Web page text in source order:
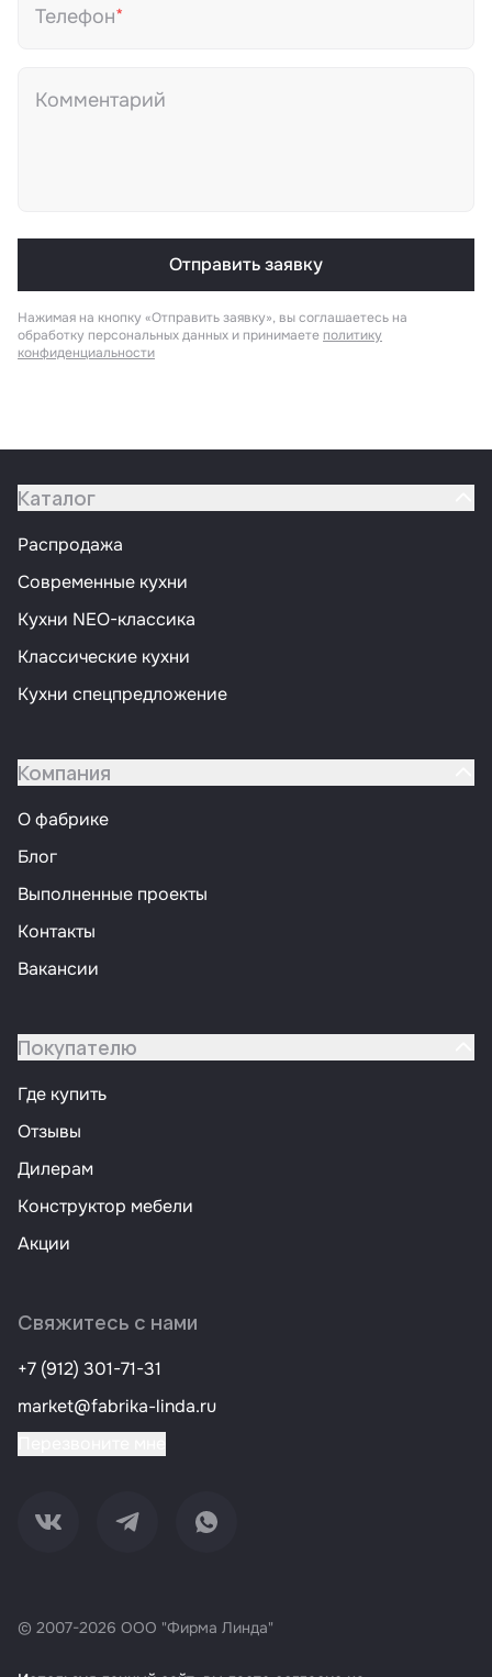
Телефон
Комментарий
Отправить заявку
Нажимая на кнопку «Отправить заявку», вы соглашаетесь на
обработку персональных данных и принимаете политику
конфиденциальности
Каталог
Распродажа
Современные кухни
Кухни NEO-классика
Классические кухни
Кухни спецпредложение
Компания
О фабрике
Блог
Выполненные проекты
Контакты
Вакансии
Покупателю
Где купить
Отзывы
Дилерам
Конструктор мебели
Акции
Свяжитесь с нами
+7 (912) 301-71-31
market@fabrika-linda.ru
Мы в VK Мы в TelegramМы в Whatsapp
© 2007-2026 ООО "Фирма Линда"